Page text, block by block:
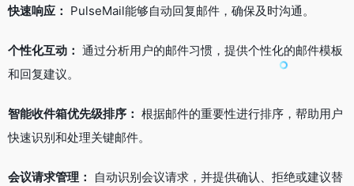
快速响应： PulseMail能够自动回复邮件，确保及时沟通。
个性化互动： 通过分析用户的邮件习惯，提供个性化的邮件模板
和回复建议。
智能收件箱优先级排序： 根据邮件的重要性进行排序，帮助用户
快速识别和处理关键邮件。
会议请求管理：
自动识别会议请求，并提供确认、拒绝或建议替